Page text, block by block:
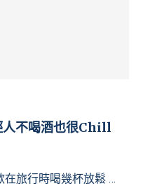
人不喝酒也很Chill
旅行時喝幾杯放鬆 …